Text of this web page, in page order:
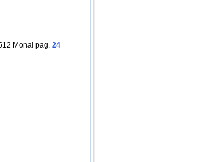
Monai pag. 24